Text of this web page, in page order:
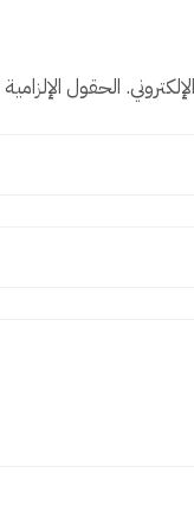
الحقول